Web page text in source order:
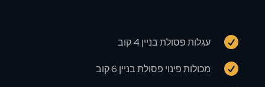
 עגלות פסולת בניין 4 קוב
 מכולות פינוי פסולת בניין 6 קוב